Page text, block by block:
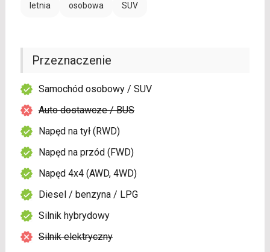
letnia osobowa SUV
Przeznaczenie
Samochód osobowy / SUV
Auto dostawcze / BUS
Napęd na tył (RWD)
Napęd na przód (FWD)
Napęd 4x4 (AWD, 4WD)
Diesel / benzyna / LPG
Silnik hybrydowy
Silnik elektryczny